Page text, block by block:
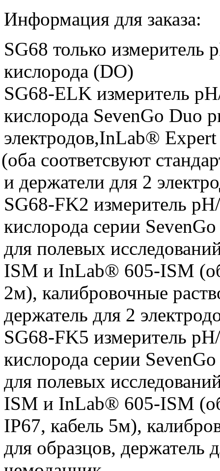
Информация для заказа:
SG68 только измеритель
кислорода (DO)
SG68-ELK измеритель
кислорода SevenGo Duo
электродов,InLab®
(оба соответсвуют
и держатели для 2
SG68-FK2 измеритель
кислорода серии
для полевых
ISM и InLab® 605-ISM
2м), калибровочные
держатель для 2
SG68-FK5 измеритель
кислорода серии
для полевых
ISM и InLab® 605-ISM
IP67, кабель 5м),
для образцов, держатель